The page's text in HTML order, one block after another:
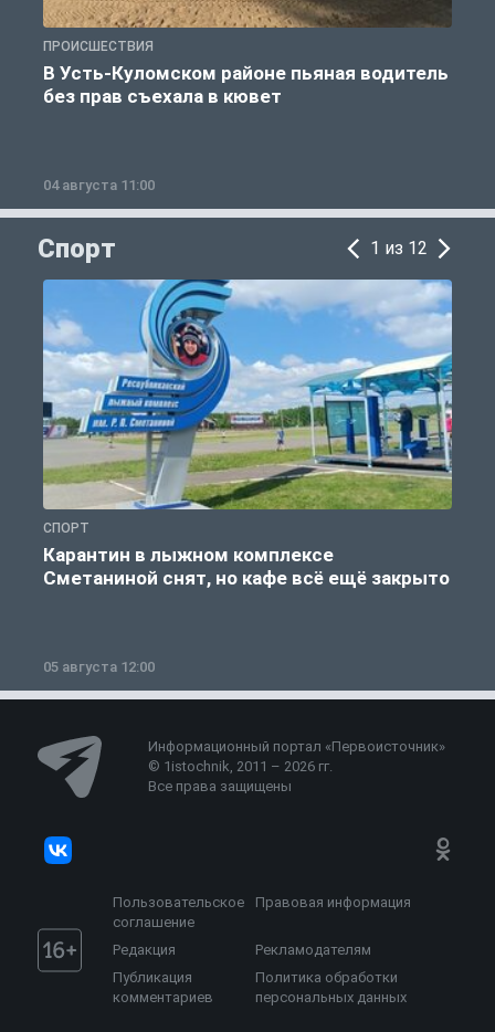
ПРОИСШЕСТВИЯ
В Усть-Куломском районе пьяная водитель
без прав съехала в кювет
04 августа 11:00
Спорт 1 из 12
СПОРТ
Карантин в лыжном комплексе
Сметаниной снят, но кафе всё ещё закрыто
05 августа 12:00
Информационный портал «Первоисточник»
© 1istochnik, 2011 – 2026 гг.
Все права защищены
Пользовательское
соглашение
Правовая информация
Редакция
Рекламодателям
Публикация
комментариев
Политика обработки
персональных данных